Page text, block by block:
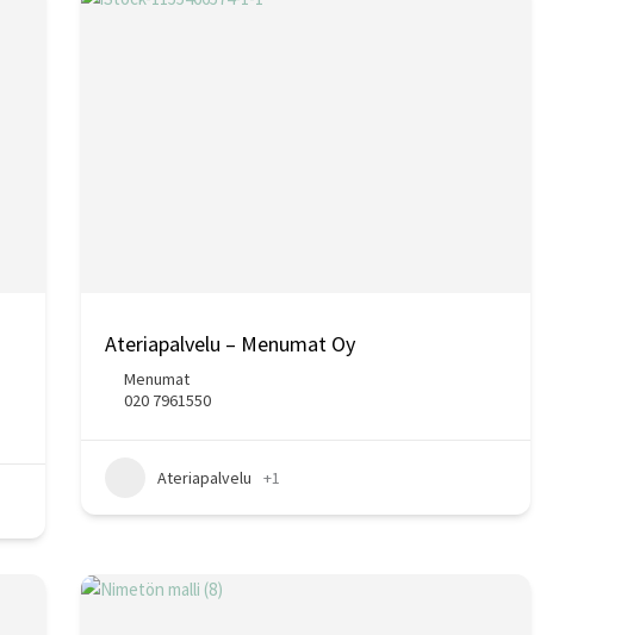
Ateriapalvelu – Menumat Oy
Menumat
020 7961550
Ateriapalvelu +1